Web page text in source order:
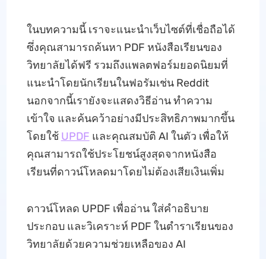
ในบทความนี้ เราจะแนะนําเว็บไซต์ที่เชื่อถือได้
ซึ่งคุณสามารถค้นหา PDF หนังสือเรียนของ
วิทยาลัยได้ฟรี รวมถึงแพลตฟอร์มยอดนิยมที่
แนะนําโดยนักเรียนในฟอรัมเช่น Reddit
นอกจากนี้เรายังจะแสดงวิธีอ่าน ทําความ
เข้าใจ และค้นคว้าอย่างมีประสิทธิภาพมากขึ้น
โดยใช้ UPDF และคุณสมบัติ AI ในตัว เพื่อให้
คุณสามารถใช้ประโยชน์สูงสุดจากหนังสือ
เรียนที่ดาวน์โหลดมาโดยไม่ต้องเสียเงินเพิ่ม
ดาวน์โหลด UPDF เพื่ออ่าน ใส่คําอธิบาย
ประกอบ และวิเคราะห์ PDF ในตําราเรียนของ
วิทยาลัยด้วยความช่วยเหลือของ AI